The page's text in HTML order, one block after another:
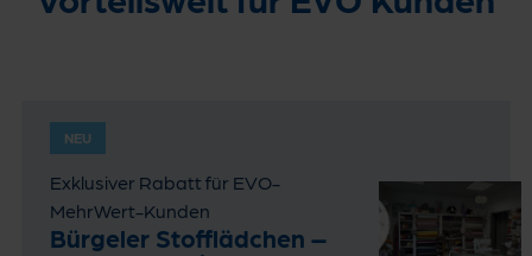
NEU
Exklusiver Rabatt für EVO-
MehrWert-Kunden
Bürgeler Stofflädchen –